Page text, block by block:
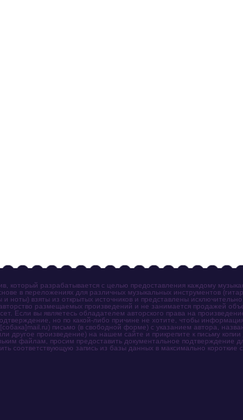
который разрабатывается с целью предоставления каждому
в переложениях для различных музыкальных инструментов
ноты) взяты из открытых источников и представлены
размещаемых произведений и не занимается продажей
Если вы являетесь обладателем авторского права на
но по какой-либо причине не хотите, чтобы
письмо (в свободной форме) с указанием автора,
другое произведение) на нашем сайте и прикрепите к письму
файлам, просим предоставить документальное подтверждение
соответствующую запись из базы данных в максимально короткие